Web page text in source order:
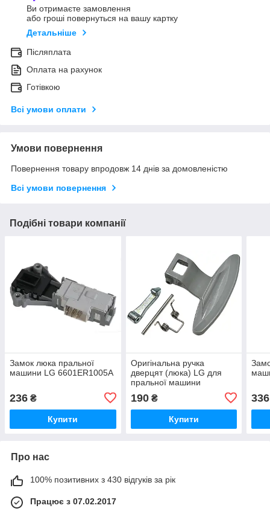
Ви отримаєте замовлення
або гроші повернуться на вашу картку
Детальніше
Післяплата
Оплата на рахунок
Готівкою
Всі умови оплати
Умови повернення
Повернення товару впродовж 14 днів за домовленістю
Всі умови повернення
Подібні товари компанії
Замок люка пральної
машини LG 6601ER1005A
236 ₴
Купити
Оригінальна ручка
дверцят (люка) LG для
пральної машини
190₴
Купити
336
Про нас
100% позитивних з 430 відгуків за рік
Працює з 07.02.2017